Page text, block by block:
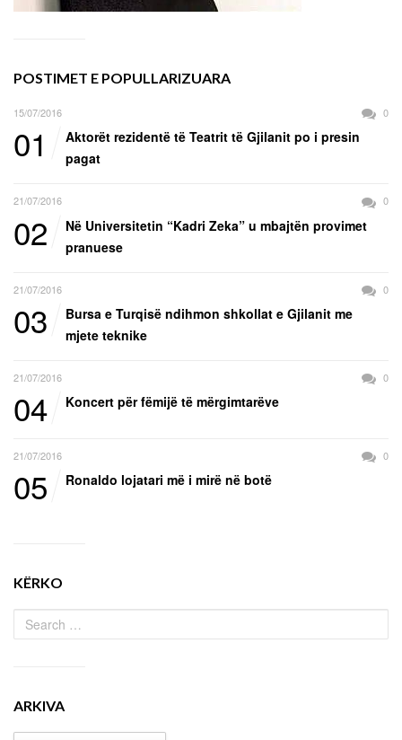
POSTIMET E POPULLARIZUARA
15/07/2016 0
01
Aktorët rezidentë të Teatrit të Gjilanit po i presin
pagat
21/07/2016 0
02
Në Universitetin “Kadri Zeka” u mbajtën provimet
pranuese
21/07/2016 0
03
Bursa e Turqisë ndihmon shkollat e Gjilanit me
mjete teknike
21/07/2016 0
04 Koncert për fëmijë të mërgimtarëve
21/07/2016 0
05 Ronaldo lojatari më i mirë në botë
KËRKO
ARKIVA